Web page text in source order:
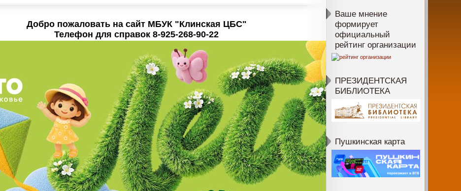
Добро пожаловать на сайт МБУК "Клинская ЦБС"
Телефон для справок 8-925-268-90-22
Ваше мнение
формирует
официальный
рейтинг организации
ПРЕЗИДЕНТСКАЯ
БИБЛИОТЕКА
Пушкинская карта